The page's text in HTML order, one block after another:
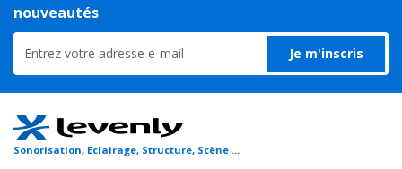
avec 120mW rouge CW, 50mW vert CW et 300mW bleu pour
des jeux de lumière discothèque avec cette lumière laser soirée.
Varier les ambiances jusqu'à les accorder au rythme de la
Le SPYDER-RGB LASER est la lumière laser soirée par
excellence. Conçue pour métamorphoser tout espace en un
nouveautés
Je m'inscris
Sonorisation, Eclairage, Structure, Scène ...